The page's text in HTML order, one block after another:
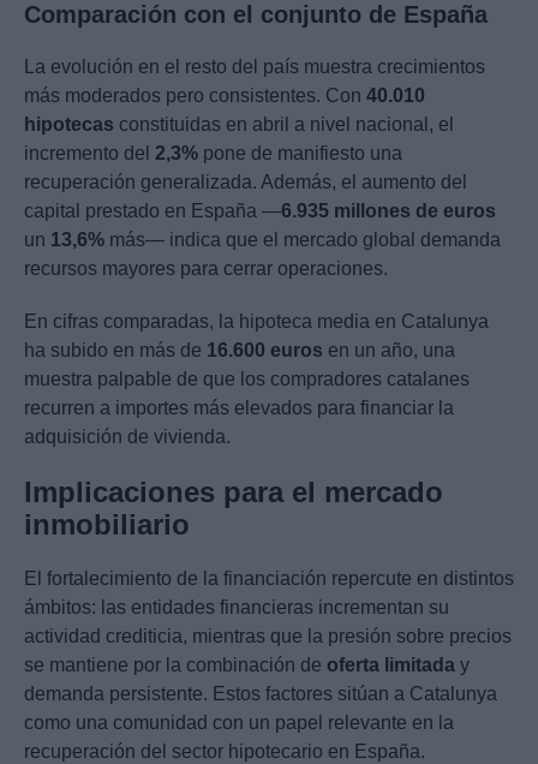
Comparación con el conjunto de España
La evolución en el resto del país muestra crecimientos
más moderados pero consistentes. Con 40.010
hipotecas constituidas en abril a nivel nacional, el
incremento del 2,3% pone de manifiesto una
recuperación generalizada. Además, el aumento del
capital prestado en España —6.935 millones de euros
un 13,6% más— indica que el mercado global demanda
recursos mayores para cerrar operaciones.
En cifras comparadas, la hipoteca media en Catalunya
ha subido en más de 16.600 euros en un año, una
muestra palpable de que los compradores catalanes
recurren a importes más elevados para financiar la
adquisición de vivienda.
Implicaciones para el mercado
inmobiliario
El fortalecimiento de la financiación repercute en distintos
ámbitos: las entidades financieras incrementan su
actividad crediticia, mientras que la presión sobre precios
se mantiene por la combinación de oferta limitada y
demanda persistente. Estos factores sitúan a Catalunya
como una comunidad con un papel relevante en la
recuperación del sector hipotecario en España.